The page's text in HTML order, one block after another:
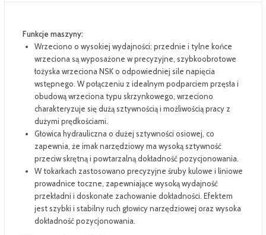
Funkcje maszyny:
Wrzeciono o wysokiej wydajności: przednie i tylne końce
wrzeciona są wyposażone w precyzyjne, szybkoobrotowe
łożyska wrzeciona NSK o odpowiedniej sile napięcia
wstępnego. W połączeniu z idealnym podparciem przęsła i
obudową wrzeciona typu skrzynkowego, wrzeciono
charakteryzuje się dużą sztywnością i możliwością pracy z
dużymi prędkościami.
Głowica hydrauliczna o dużej sztywności osiowej, co
zapewnia, że imak narzędziowy ma wysoką sztywność
przeciw skrętną i powtarzalną dokładność pozycjonowania.
W tokarkach zastosowano precyzyjne śruby kulowe i liniowe
prowadnice toczne, zapewniające wysoką wydajność
przekładni i doskonałe zachowanie dokładności. Efektem
jest szybki i stabilny ruch głowicy narzędziowej oraz wysoka
dokładność pozycjonowania.